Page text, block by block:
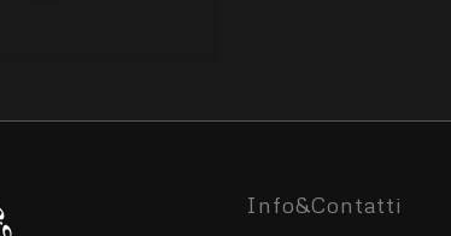
Info&Contatti